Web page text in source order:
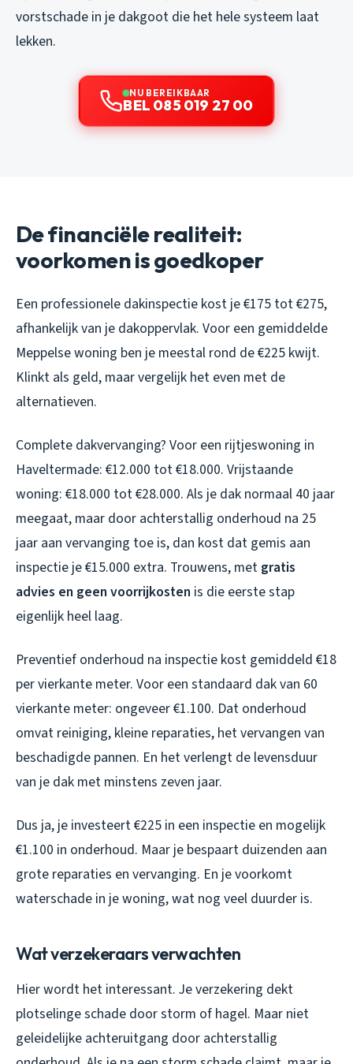
vorstschade in je dakgoot die het hele systeem laat
lekken.
NU BEREIKBAAR
BEL 085 019 27 00
De financiële realiteit:
voorkomen is goedkoper
Een professionele dakinspectie kost je €175 tot €275,
afhankelijk van je dakoppervlak. Voor een gemiddelde
Meppelse woning ben je meestal rond de €225 kwijt.
Klinkt als geld, maar vergelijk het even met de
alternatieven.
Complete dakvervanging? Voor een rijtjeswoning in
Haveltermade: €12.000 tot €18.000. Vrijstaande
woning: €18.000 tot €28.000. Als je dak normaal 40 jaar
meegaat, maar door achterstallig onderhoud na 25
jaar aan vervanging toe is, dan kost dat gemis aan
inspectie je €15.000 extra. Trouwens, met gratis
advies en geen voorrijkosten is die eerste stap
eigenlijk heel laag.
Preventief onderhoud na inspectie kost gemiddeld €18
per vierkante meter. Voor een standaard dak van 60
vierkante meter: ongeveer €1.100. Dat onderhoud
omvat reiniging, kleine reparaties, het vervangen van
beschadigde pannen. En het verlengt de levensduur
van je dak met minstens zeven jaar.
Dus ja, je investeert €225 in een inspectie en mogelijk
€1.100 in onderhoud. Maar je bespaart duizenden aan
grote reparaties en vervanging. En je voorkomt
waterschade in je woning, wat nog veel duurder is.
Wat verzekeraars verwachten
Hier wordt het interessant. Je verzekering dekt
plotselinge schade door storm of hagel. Maar niet
geleidelijke achteruitgang door achterstallig